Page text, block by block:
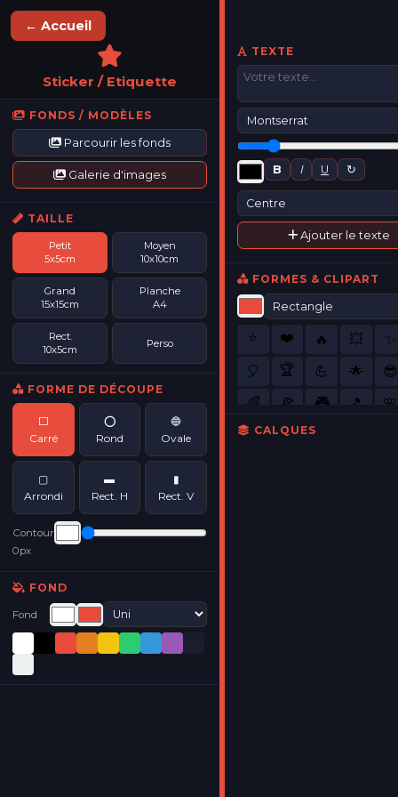
← Accueil
Sticker / Etiquette
FONDS / MODÈLES
Parcourir les fonds
Galerie d'images
TAILLE
Petit
5x5cm
Moyen
10x10cm
Grand
15x15cm
Planche
A4
Rect.
10x5cm
Perso
FORME DE DÉCOUPE
⬜
Carré
⭕
Rond
🔵
Ovale
▢
Arrondi
▬
Rect. H
▮
Rect. V
Contour
0px
FOND
Fond
Image
IA
Mes
designs
Commander
de découpe
• Cliquez
TEXTE
B I U ↻
Ajouter le texte
FORMES & CLIPART
⭐ ❤️ 🔥 💥 ✨
🎈 🏆 💪 🌟 😎
🌈 🍕 🎮 🎵
🌸
💎
🚀
CALQUES